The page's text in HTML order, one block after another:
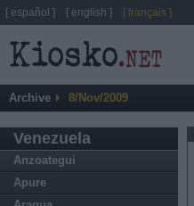
Archive 8/Nov/2009
Venezuela
Anzoategui
Apure
[ español ] [ english ] [ français ]